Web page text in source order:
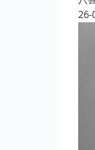
26-